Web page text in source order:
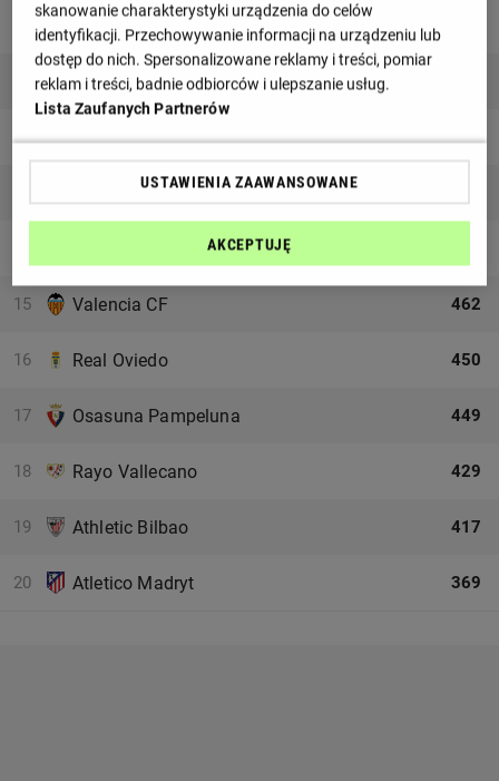
Celta Vigo
Real Sociedad
12 Mallorca 477
FC Barcelona
15 Valencia CF 462
16 Real Oviedo 450
17 Osasuna Pampeluna 449
18 Rayo Vallecano 429
19 Athletic Bilbao 417
20 Atletico Madryt 369
skanowanie charakterystyki urządzenia do celów
identyfikacji. Przechowywanie informacji na urządzeniu lub
dostęp do nich. Spersonalizowane reklamy i treści, pomiar
reklam i treści, badnie odbiorców i ulepszanie usług.
Lista Zaufanych Partnerów
USTAWIENIA ZAAWANSOWANE
AKCEPTUJĘ